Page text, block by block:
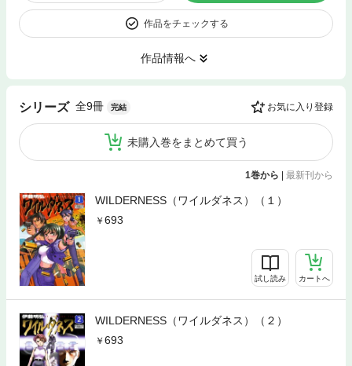
作品をチェックする
作品情報へ
シリーズ 全9冊 完結 お気に入り登録
未購入巻をまとめて買う
1巻から | 最新刊から
WILDERNESS（ワイルダネス）（１）
693
試し読み カートへ
WILDERNESS（ワイルダネス）（２）
693